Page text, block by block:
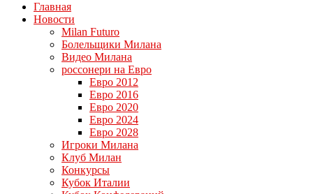
Главная
Новости
Milan Futuro
Болельщики Милана
Видео Милана
россонери на Евро
Евро 2012
Евро 2016
Евро 2020
Евро 2024
Евро 2028
Игроки Милана
Клуб Милан
Конкурсы
Кубок Италии